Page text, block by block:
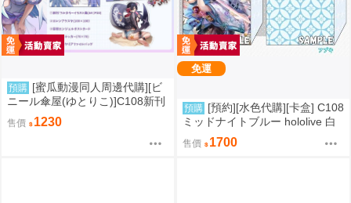
預購 [蜜瓜動漫同人周邊代購][ビ
ニール傘屋(ゆとりこ)]C108新刊
セット【ビニール傘屋】(絕區零)
(同人誌)
售價 1230
免運
預購 [預約][水色代購][卡盒] C108
ミッドナイトブルー hololive 白
上フブキ
售價 1700